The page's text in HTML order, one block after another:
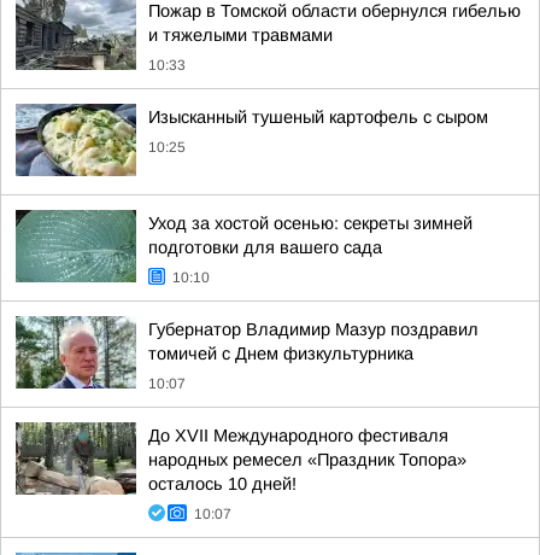
Пожар в Томской области обернулся гибелью
и тяжелыми травмами
10:33
Изысканный тушеный картофель с сыром
10:25
Уход за хостой осенью: секреты зимней
подготовки для вашего сада
10:10
Губернатор Владимир Мазур поздравил
томичей с Днем физкультурника
10:07
До XVII Международного фестиваля
народных ремесел «Праздник Топора»
осталось 10 дней!
10:07